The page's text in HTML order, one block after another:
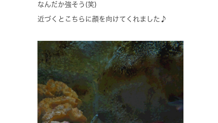
なんだか強そう(笑)
近づくとこちらに顔を向けてくれました♪